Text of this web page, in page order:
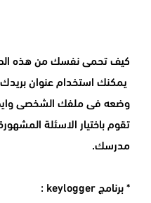
كيف تحمى نفسك من هذه
يمكنك استخدام عنوان بريدك
وضعه فى ملفك الشخصى
تقوم باختيار الاسئلة
مدرسك.
* برنامج keylogger :